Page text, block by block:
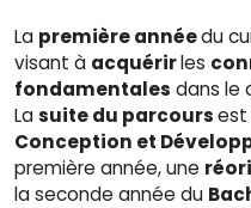
La première annéedu
visant à acquérirles
fondamentales dans le
Lasuite du parcoursest
Conception et
première année, une
la seconde année du